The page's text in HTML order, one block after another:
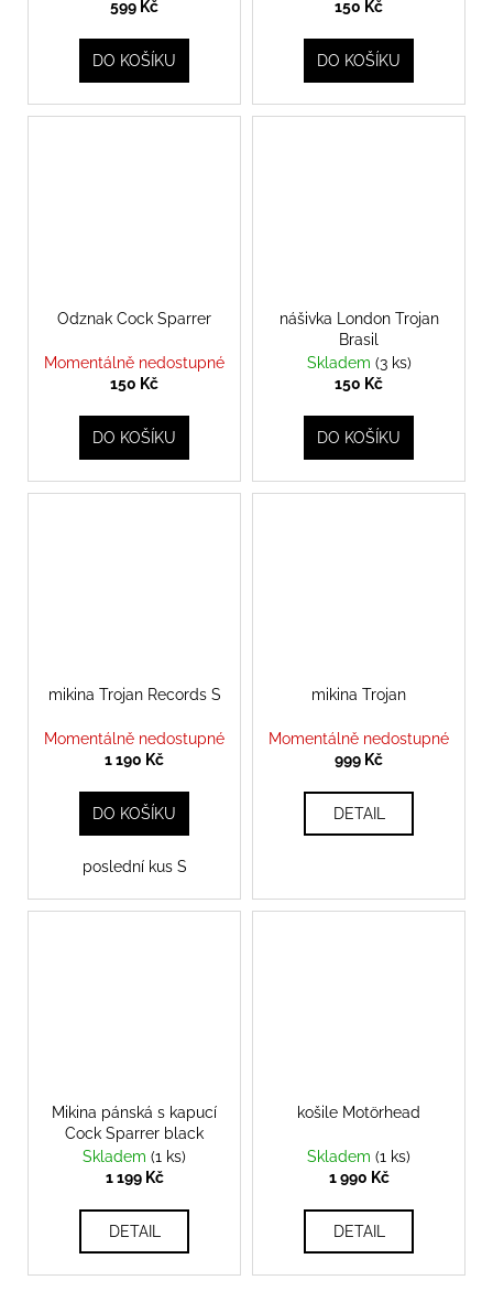
599 Kč
DO KOŠÍKU
150 Kč
DO KOŠÍKU
Odznak Cock Sparrer
Momentálně nedostupné
150 Kč
DO KOŠÍKU
nášivka London Trojan
Brasil
Skladem (3 ks)
150 Kč
DO KOŠÍKU
mikina Trojan Records S
Momentálně nedostupné
1 190 Kč
DO KOŠÍKU
poslední kus S
mikina Trojan
Momentálně nedostupné
999 Kč
DETAIL
Mikina pánská s kapucí
Cock Sparrer black
Skladem (1 ks)
1 199 Kč
DETAIL
košile Motörhead
Skladem (1 ks)
1 990 Kč
DETAIL